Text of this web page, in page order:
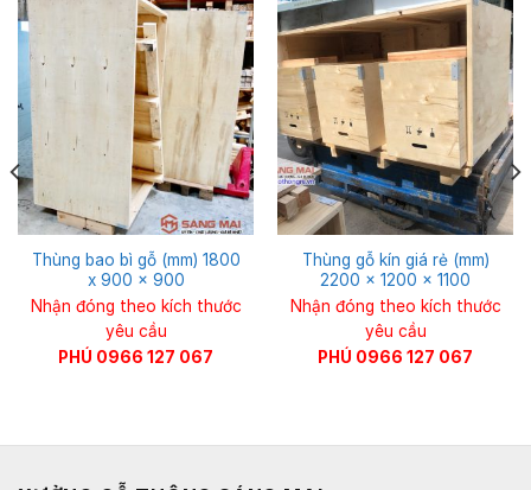
Thùng bao bì gỗ (mm) 1800
x 900 x 900
Nhận đóng theo kích thước
yêu cầu
PHÚ 0966 127 067
Thùng gỗ kín giá rẻ (mm)
2200 x 1200 x 1100
Nhận đóng theo kích thước
yêu cầu
PHÚ 0966 127 067